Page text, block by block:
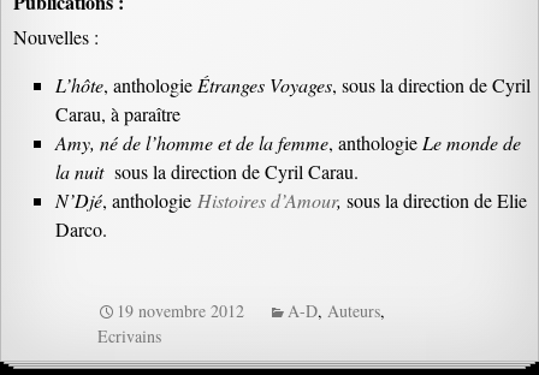
Nouvelles :
L’hôte, anthologie Étranges Voyages, sous la direction de Cyril
Carau, à paraître
Amy, né de l’homme et de la femme, anthologie Le monde de
la nuitsous la direction de Cyril Carau.
N’Djé, anthologie Histoires d’Amour, sous la direction de Elie
Darco.
19 novembre 2012 A-D,Auteurs,
Ecrivains